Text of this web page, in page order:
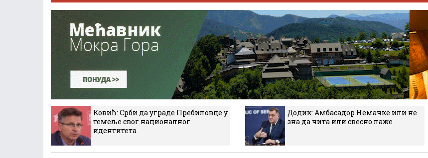
Ковић: Срби да уграде Пребиловце у
темеље свог националног
идентитета
Додик: Амбасадор Немачке или не
зна да чита или свесно лаже